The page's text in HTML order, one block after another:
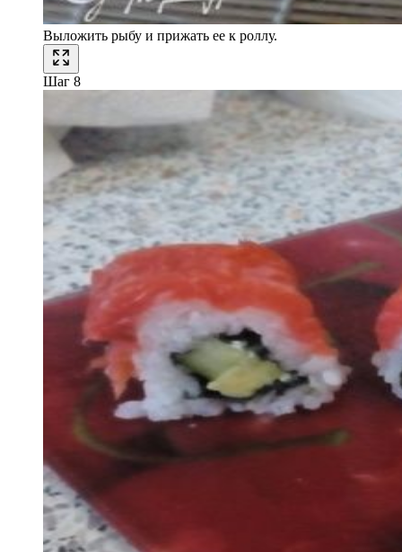
Выложить рыбу и прижать ее к роллу.
Шаг 8